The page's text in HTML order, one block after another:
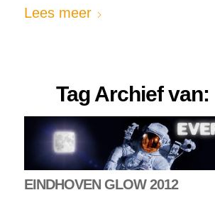
Lees meer
Tag Archief van:
EINDHOVEN GLOW 2012